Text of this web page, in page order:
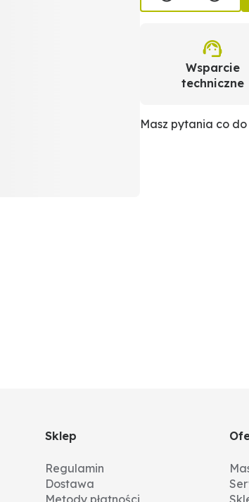
Wsparcie
techniczne
Masz pytania co
Sklep
Regulamin
Dostawa
Metody płatności